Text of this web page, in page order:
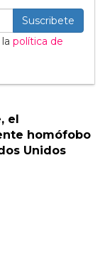
Suscribete
política de
el
homófobo
Unidos